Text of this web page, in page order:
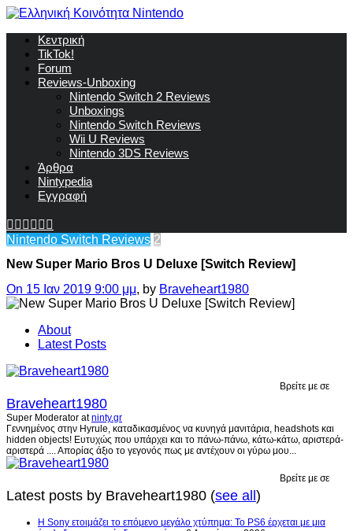
Κεντρική
TikTok!
Forum
Reviews-Unboxing
Nintendo Switch 2 Reviews
Unboxings
Nintendo Switch Reviews
Wii U Reviews
Nintendo 3DS Reviews
Άρθρα
Nintypedia
Εγγραφή
Nintendo Switch Reviews 2
New Super Mario Bros U Deluxe [Switch Review]
On 15 Ιαν 2019 9:00 μμ, by Braveheart1980
About
Latest Posts
Βρείτε με σε
Braveheart1980
Super Moderator atninty.gr
Γεννημένος στην Hyrule, καταδικασμένος να κυνηγά μανιτάρια, headshots και
hidden objects! Ευτυχώς που υπάρχει και το πάνω-πάνω, κάτω-κάτω, αριστερά-
αριστερά .... Απορίας άξιο το γεγονός πως με αντέχουν οι γύρω μου...
Βρείτε με σε
Latest posts by Braveheart1980 (see all)
Η Sony ετοιμάζει το επόμενο μεγάλο χτύπημα: Το PS6 έρχεται με μια